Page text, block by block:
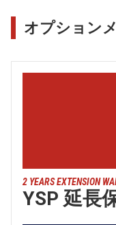
オプション
2 YEARS EXTENSION
YSP 延長